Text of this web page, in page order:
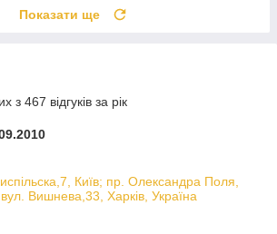
Показати ще
з 467 відгуків за рік
Київ; пр. Олександра Поля,
Вишнева,33, Харків, Україна